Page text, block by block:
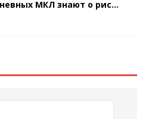
МКЛ знают о рис...